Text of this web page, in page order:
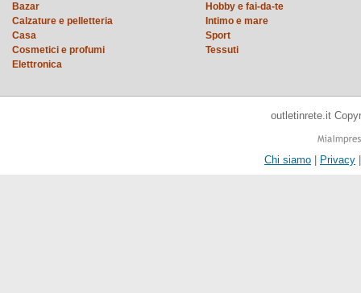
Bazar
Calzature e pelletteria
Casa
Cosmetici e profumi
Elettronica
Hobby e fai-da-te
Intimo e mare
Sport
Tessuti
outletinrete.it
Chi siamo | Privacy